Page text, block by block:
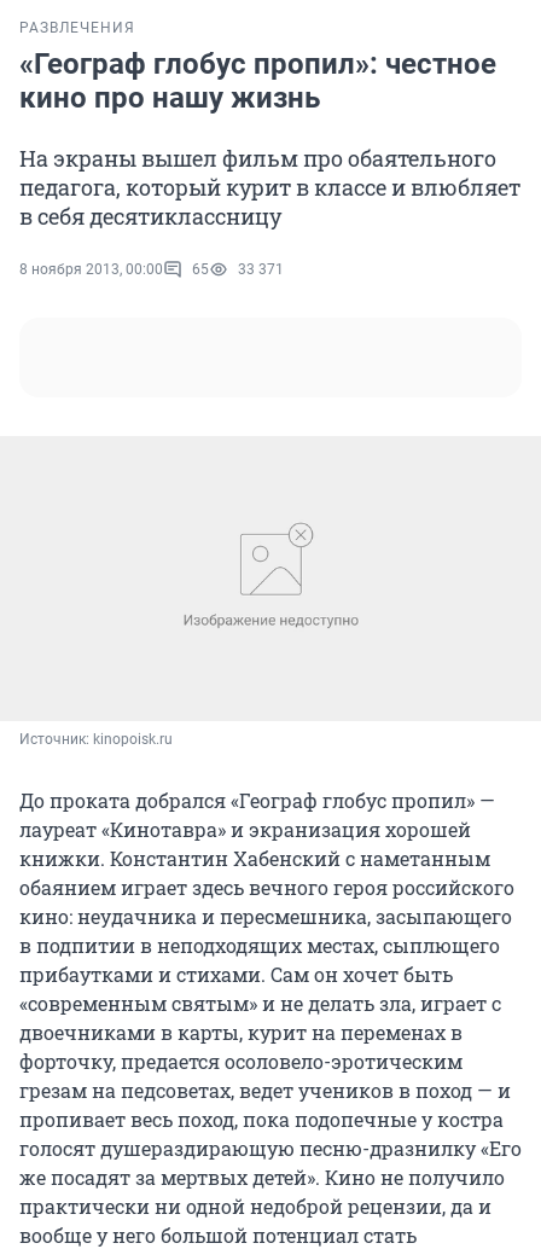
РАЗВЛЕЧЕНИЯ
«Географ глобус пропил»: честное
кино про нашу жизнь
На экраны вышел фильм про обаятельного
педагога, который курит в классе и влюбляет
в себя десятиклассницу
8 ноября 2013, 00:00 65 33 371
Источник: kinopoisk.ru
До проката добрался «Географ глобус пропил» —
лауреат «Кинотавра» и экранизация хорошей
книжки. Константин Хабенский с наметанным
обаянием играет здесь вечного героя российского
кино: неудачника и пересмешника, засыпающего
в подпитии в неподходящих местах, сыплющего
прибаутками и стихами. Сам он хочет быть
«современным святым» и не делать зла, играет с
двоечниками в карты, курит на переменах в
форточку, предается осоловело-эротическим
грезам на педсоветах, ведет учеников в поход — и
пропивает весь поход, пока подопечные у костра
голосят душераздирающую песню-дразнилку «Его
же посадят за мертвых детей». Кино не получило
практически ни одной недоброй рецензии, да и
вообще у него большой потенциал стать